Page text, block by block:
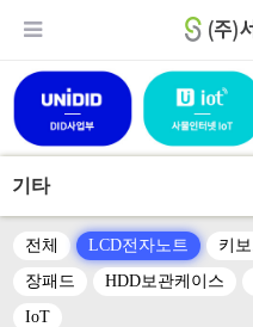
기타
전체 LCD전자노트 키
장패드
HDD보관케이스
IoT